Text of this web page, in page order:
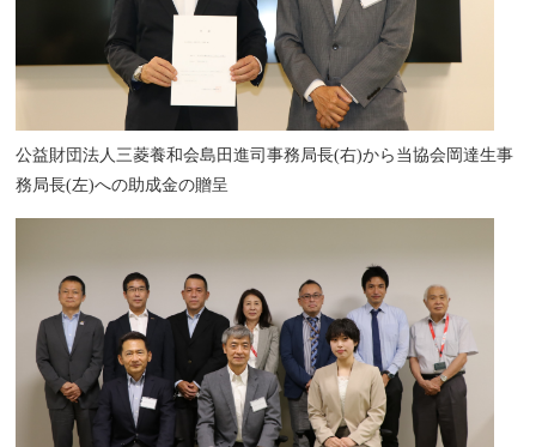
公益財団法人三菱養和会島田進司事務局長(右)から当協会岡達生事
務局長(左)への助成金の贈呈